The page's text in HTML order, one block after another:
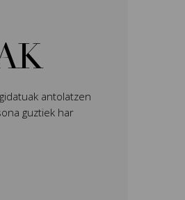
antolatzen
guztiek har